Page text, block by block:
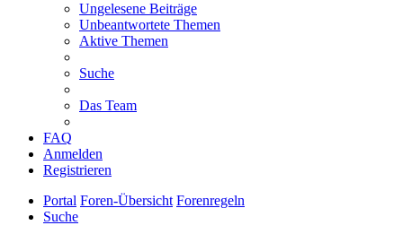
Ungelesene Beiträge
Unbeantwortete Themen
Aktive Themen
Suche
Das Team
FAQ
Anmelden
Registrieren
Portal Foren-Übersicht Forenregeln
Suche